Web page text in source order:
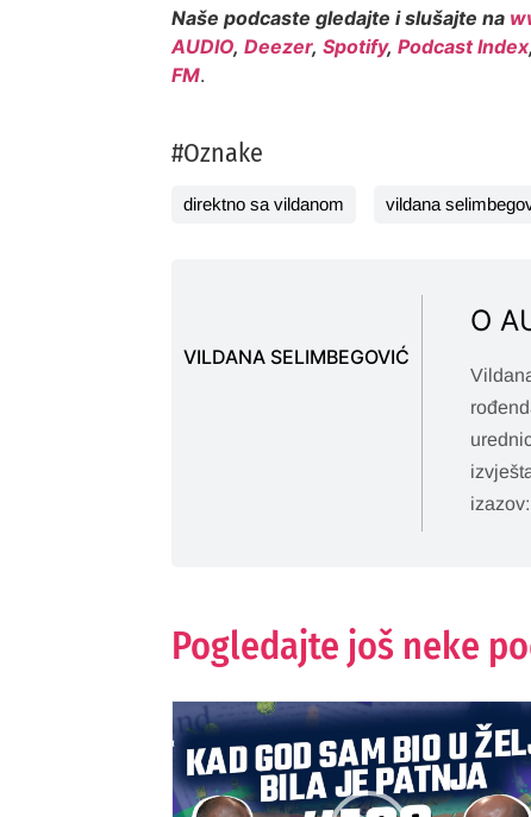
Naše podcaste gledajte i slušajte na
AUDIO,Deezer,Spotify,Podcast Index
FM.
#Oznake
direktno sa vildanom vildana
VILDANA SELIMBEGOVIĆ
O
Pogledajte još neke